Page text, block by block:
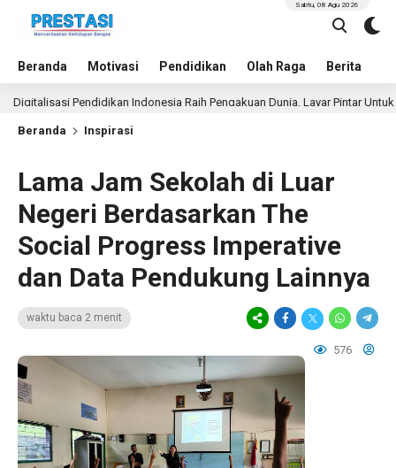
Beranda Motivasi Pendidikan Olah Raga Berita
Sabtu, 08 Agu 2026
Pendidikan Indonesia Raih Pengakuan Dunia, Layar Pintar Untuk Semua
Beranda Inspirasi
Lama Jam Sekolah di Luar
Negeri Berdasarkan The
Social Progress Imperative
dan Data Pendukung Lainnya
waktu baca 2 menit
576